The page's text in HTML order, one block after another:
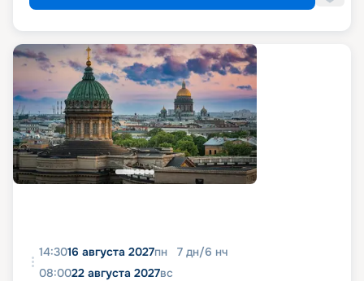
14:3016 августа 2027пн 7 дн/6 нч
08:0022 августа 2027вс